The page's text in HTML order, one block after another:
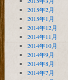
2015年2月
2015年1月
2014年12月
2014年11月
2014年10月
2014年9月
2014年8月
2014年7月